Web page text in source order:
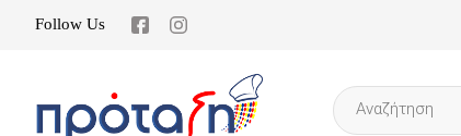
Follow Us
Products
search